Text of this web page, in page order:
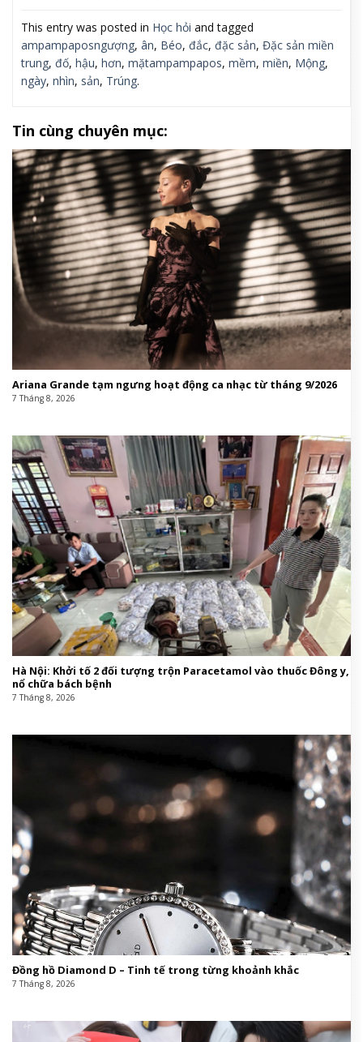
This entry was posted in Học hỏi and tagged
ampampaposngượng, ân, Béo, đắc, đặc sản, Đặc sản miền
trung, đố, hậu, hơn, mặtampampapos, mềm, miền, Mộng,
ngày, nhìn, sản, Trúng.
Tin cùng chuyên mục:
Ariana Grande tạm ngưng hoạt động ca nhạc từ tháng 9/2026
7 Tháng 8, 2026
Hà Nội: Khởi tố 2 đối tượng trộn Paracetamol vào thuốc Đông y,
nổ chữa bách bệnh
7 Tháng 8, 2026
Đồng hồ Diamond D – Tinh tế trong từng khoảnh khắc
7 Tháng 8, 2026